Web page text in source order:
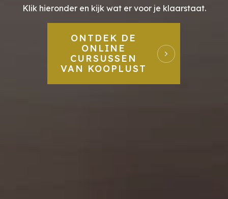
Klik hieronder en kijk wat er voor je klaarstaat.
ONTDEK DE
ONLINE
CURSUSSEN
VAN KOOPLUST